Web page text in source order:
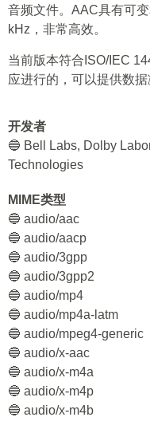
音频文件。AAC具有可
kHz，非常高效。
当前版本符合ISO/IEC
应进行的，可以提供数
开发者
🔵 Bell Labs, Dolby
Technologies
MIME类型
🔵 audio/aac
🔵 audio/aacp
🔵 audio/3gpp
🔵 audio/3gpp2
🔵 audio/mp4
🔵 audio/mp4a-latm
🔵 audio/mpeg4-generic
🔵 audio/x-aac
🔵 audio/x-m4a
🔵 audio/x-m4p
🔵 audio/x-m4b